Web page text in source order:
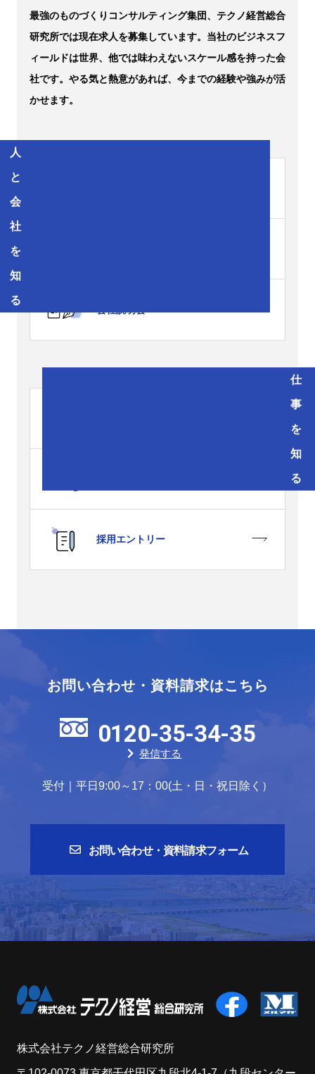
最強のものづくりコンサルティング集団、テクノ経営総合
研究所では現在求人を募集しています。当社のビジネスフ
ィールドは世界、他では味わえないスケール感を持った会
社です。やる気と熱意があれば、今までの経験や強みが活
かせます。
人
と
会
社
を
知
る
仕
事
を
知
る
採用エントリー
お問い合わせ・資料請求はこちら
0120-35-34-35
発信する
受付｜平日9:00～17：00(土・日・祝日除く）
お問い合わせ・資料請求フォーム
株式会社テクノ経営総合研究所